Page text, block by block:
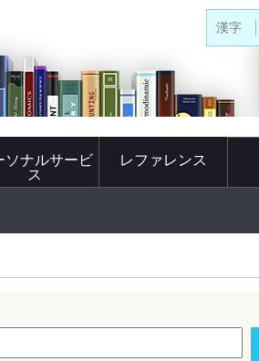
ソナルサービ
ス
レファレンス
漢字